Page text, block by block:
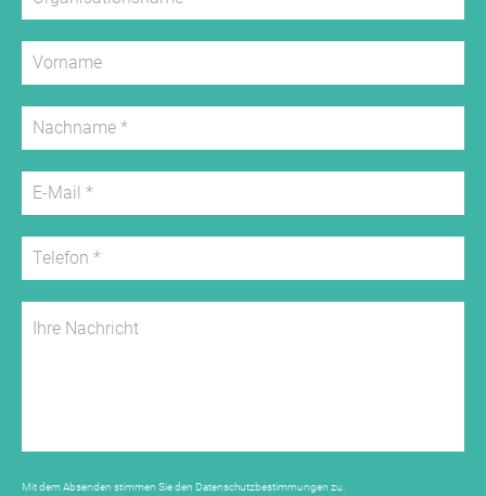
Mit dem Absenden stimmen Sie den Datenschutzbestimmungen zu.